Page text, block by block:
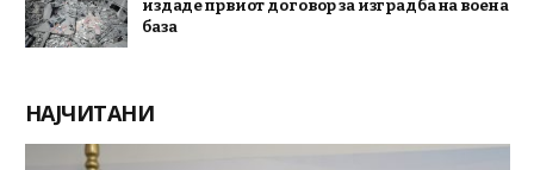
издаде првиот договор за изградба на воена
база
НАЈЧИТАНИ